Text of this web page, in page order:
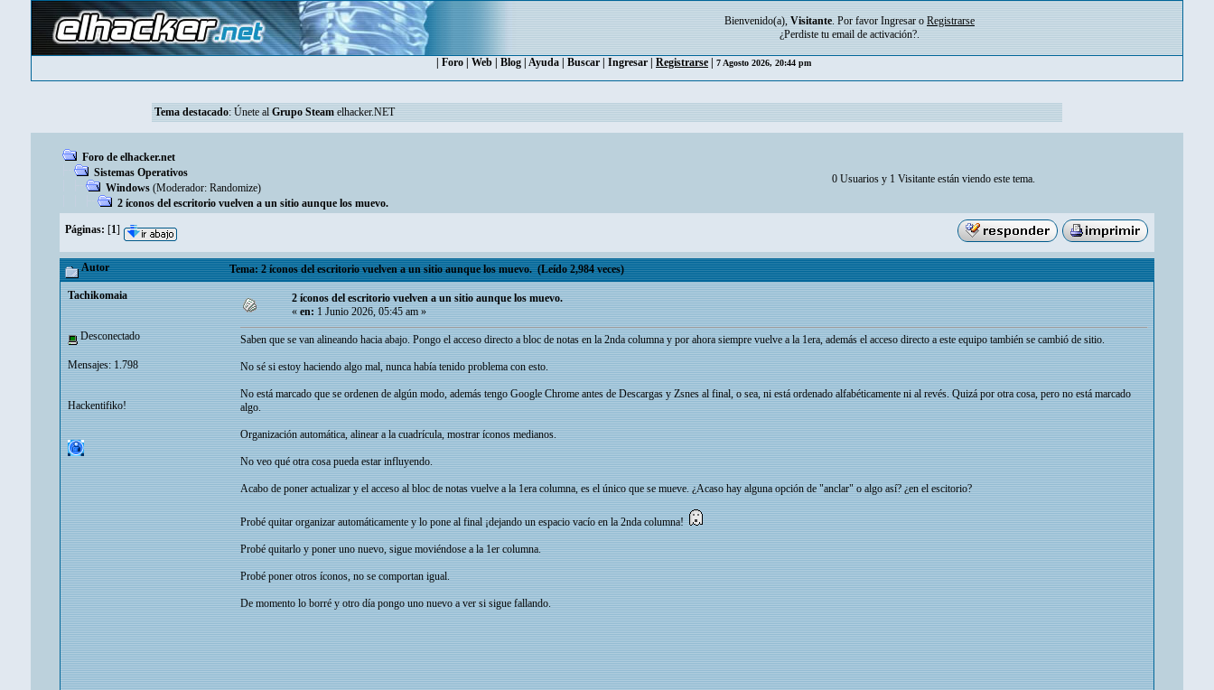
Bienvenido(a), Visitante. Por favor Ingresar o Registrarse
¿Perdiste tu email de activación?.
Foro Web Blog Ayuda Buscar Ingresar Registrarse 7 Agosto 2026, 20:44 pm
Tema destacado: Únete al Grupo Steam elhacker.NET
Foro de elhacker.net
Sistemas Operativos
Windows (Moderador: Randomize)
2 íconos del escritorio vuelven a un sitio aunque los muevo.
0 Usuarios y 1 Visitante están viendo este tema.
Páginas: [1]
Autor Tema: 2 íconos del escritorio vuelven a un sitio aunque los muevo. (Leído 2,984 veces)
Tachikomaia
Desconectado
Mensajes: 1.798
Hackentifiko!
2 íconos del escritorio vuelven a un sitio aunque los muevo.
«en:1 Junio 2026, 05:45 am »
Saben que se van alineando hacia abajo. Pongo el acceso directo a bloc de notas en la 2nda columna y por ahora siempre vuelve a la 1era, además el acceso directo a este equipo también se cambió de sitio.
No sé si estoy haciendo algo mal, nunca había tenido problema con esto.
No está marcado que se ordenen de algún modo, además tengo Google Chrome antes de Descargas y Zsnes al final, o sea, ni está ordenado alfabéticamente ni al revés. Quizá por otra cosa, pero no está marcado
algo.
Organización automática, alinear a la cuadrícula, mostrar íconos medianos.
No veo qué otra cosa pueda estar influyendo.
Acabo de poner actualizar y el acceso al bloc de notas vuelve a la 1era columna, es el único que se mueve. ¿Acaso hay alguna opción de "anclar" o algo así? ¿en el escitorio?
Probé quitar organizar automáticamente y lo pone al final ¡dejando un espacio vacío en la 2nda columna!
Probé quitarlo y poner uno nuevo, sigue moviéndose a la 1er columna.
Probé poner otros íconos, no se comportan igual.
De momento lo borré y otro día pongo uno nuevo a ver si sigue fallando.